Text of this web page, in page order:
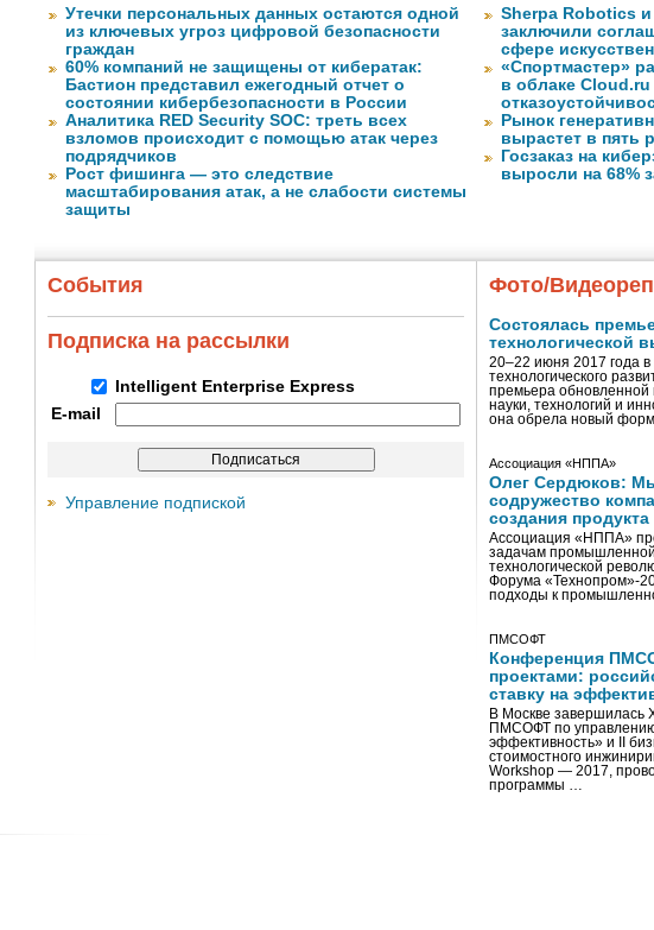
Утечки персональных данных остаются одной
из ключевых угроз цифровой безопасности
граждан
60% компаний не защищены от кибератак:
Бастион представил ежегодный отчет о
состоянии кибербезопасности в России
Аналитика RED Security SOC: треть всех
взломов происходит с помощью атак через
подрядчиков
Рост фишинга — это следствие
масштабирования атак, а не слабости системы
защиты
Sherpa Robotics и
заключили
сфере
«Спортмастер»
в облаке
Рынок
вырастет в пять
Госзаказ на
выросли на 68%
События
Подписка на рассылки
Intelligent Enterprise Express
E-mail
Управление подпиской
Фото/
Состоялась
технологической
20–22 июня 2017 года
технологического
премьера обновленной
науки, технологий и
она обрела новый
Ассоциация «НППА»
Олег Сердюков:
содружество
создания
Ассоциация «НППА»
задачам промышленной
технологической
Форума «Технопром»-
подходы к
ПМСОФТ
Конференция
проектами:
ставку на
В Москве завершилась
ПМСОФТ по
эффективность» и II
стоимостного
Workshop — 2017,
программы …